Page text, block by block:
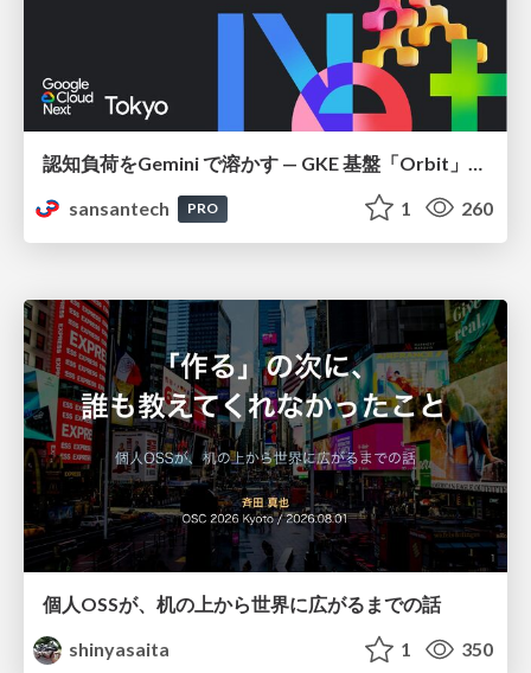
sansantech
PRO 1 260
個人OSSが、机の上から世界に広がるまでの話
shinyasaita
1 350